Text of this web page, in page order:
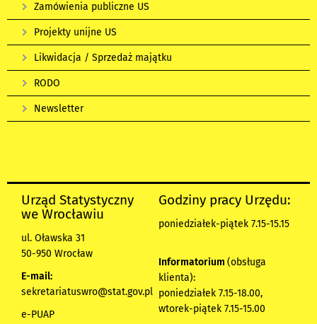
Zamówienia publiczne US
Projekty unijne US
Likwidacja / Sprzedaż majątku
RODO
Newsletter
Urząd Statystyczny
we Wrocławiu
ul. Oławska 31
50-950 Wrocław
E-mail:
sekretariatuswro@stat.gov.pl
e-PUAP
Godziny pracy Urzędu:
poniedziałek-piątek 7.15-15.15
Informatorium (obsługa
klienta):
poniedziałek 7.15-18.00,
wtorek-piątek 7.15-15.00